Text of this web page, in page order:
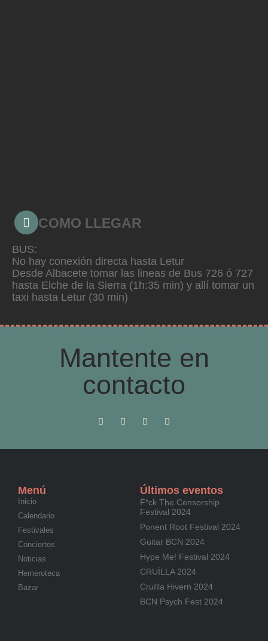
COMO LLEGAR
BUS:
No hay conexión directa hasta Letur
Desde Albacete tomar las lineas de Bus 726 ó 727
hasta Elche de la Sierra (1h:35 min) y allí tomar un
taxi hasta Letur (30 min)
Mantente en
contacto
Menú
Inicio
Calendario
Festivales
Conciertos
Noticias
Hemeroteca
Bazar
Últimos eventos
F*ck The Censorship
Festival 2024
Ponent Root Festival 2024
Guitar BCN 2024
Hype Me! Festival 2024
CRUÏLLA 2024
Cruïlla Hivern 2024
BCN Psych Fest 2024